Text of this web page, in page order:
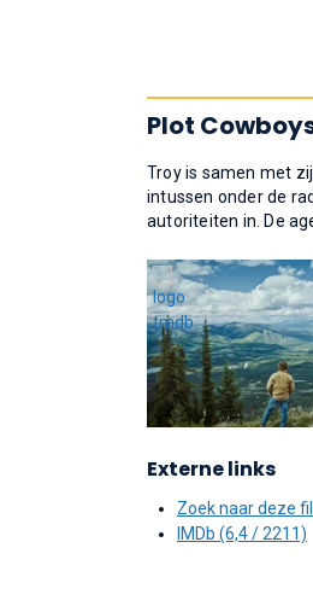
Plot
Troy is samen met
intussen onder de
autoriteiten in. De
Externe links
Zoek naar deze
IMDb (6,4 / 2211)